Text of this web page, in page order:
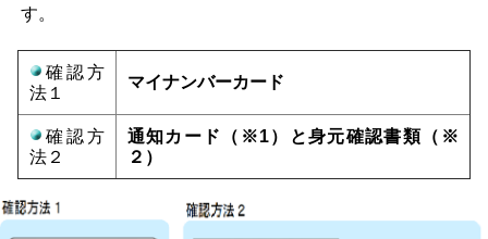
す。
確認方
法１
マイナンバーカード
確認方
法２
通知カード（※1）と身元確認書類（※
２）